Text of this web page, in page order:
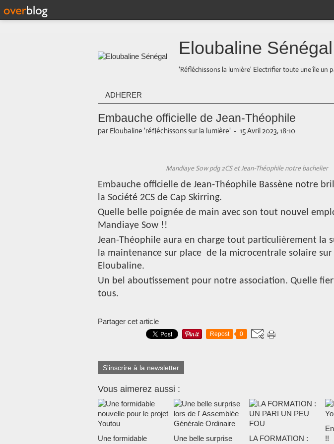
Eloubaline Sénégal
'Réfléchissons la lumière' Electrifier toute une île un
ADHERER
Embauche officielle de Jean-Théophile
par Eloubaline 'réfléchissons sur la lumière' - 15 Avril 2023, 18:10
Mandiaye Sow pdg 2CS et Jean-Théophile notre bachelier
Embauche officielle de Jean-Théophile Bassène notre
la Société 2CS de Cap Skirring.
Quelle belle poignée de main avec son tout nouvel
Mandiaye Sow !!
Jean-Théophile aura en charge tout particulièrement la
la maintenance sur place de la microcentrale solaire sur
Eloubaline.
Un bel aboutissement pour notre association. Quelle
tous.
Partager cet article
Repost 0
S'inscrire à la newsletter
Vous aimerez aussi :
Une formidable Une belle surprise LA FORMATION :
!!